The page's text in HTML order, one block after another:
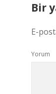
Bir
E-
Yorum